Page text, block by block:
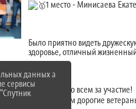
1 место - Минисаева
Было приятно видеть
здоровье, отличный
Спасибо всем за участие!
Здоровья Вам дорогие
данных а
сервисы